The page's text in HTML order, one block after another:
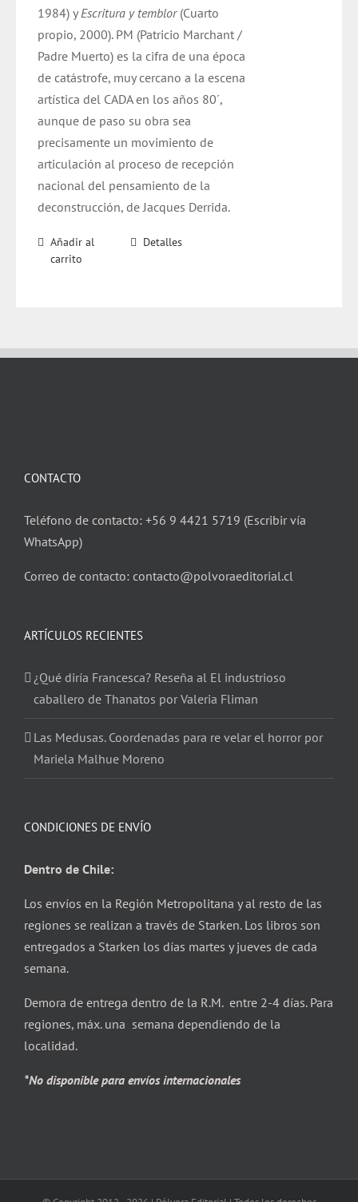
1984) yEscritura y temblor(Cuarto
propio, 2000). PM (Patricio Marchant /
Padre Muerto) es la cifra de una época
de catástrofe, muy cercano a la escena
artística del CADA en los años 80´,
aunque de paso su obra sea
precisamente un movimiento de
articulación al proceso de recepción
nacional del pensamiento de la
deconstrucción, de Jacques Derrida.
Añadir al
carrito
Detalles
CONTACTO
Teléfono de contacto: +56 9 4421 5719 (Escribir vía
WhatsApp)
Correo de contacto: contacto@polvoraeditorial.cl
ARTÍCULOS RECIENTES
¿Qué diría Francesca? Reseña al El industrioso
caballero de Thanatos por Valeria Fliman
Las Medusas. Coordenadas para re velar el horror por
Mariela Malhue Moreno
CONDICIONES DE ENVÍO
Dentro de Chile:
Los envíos en la Región Metropolitana y al resto de las
regiones se realizan a través de Starken. Los libros son
entregados a Starken los días martes y jueves de cada
semana.
Demora de entrega dentro de la R.M. entre 2-4 días. Para
regiones, máx. una semana dependiendo de la
localidad.
*No disponible para envíos internacionales